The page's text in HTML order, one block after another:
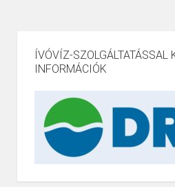
ÍVÓVÍZ-SZOLGÁLTATÁSSAL
INFORMÁCIÓK